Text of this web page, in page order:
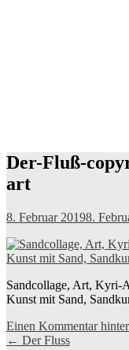
Der-Fluß-
art
8. Februar 20198.
Sandcollage, Art, Kyri-
Kunst mit Sand,
Einen Kommentar
Beitragsnavigation
← Der Fluss